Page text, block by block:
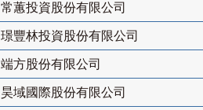
常蕙投資股份有限公司
璟豐林投資股份有限公司
端方股份有限公司
昊域國際股份有限公司